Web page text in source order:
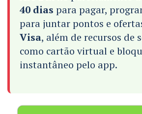
40 dias para pagar,
para juntar pontos e
Visa, além de recursos de
como cartão virtual e
instantâneo pelo app.